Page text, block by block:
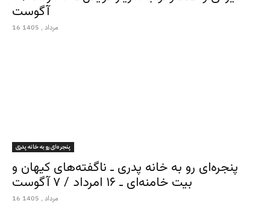
آگوست
16 مرداد , 1405
پنجره‌ای رو به خانه پدری
پنجره‌ای رو به خانه پدری ـ ناگفته‌های کیهان و
بیت خامنه‌ای ـ ۱۶ امرداد / ۷ آگوست
16 مرداد , 1405